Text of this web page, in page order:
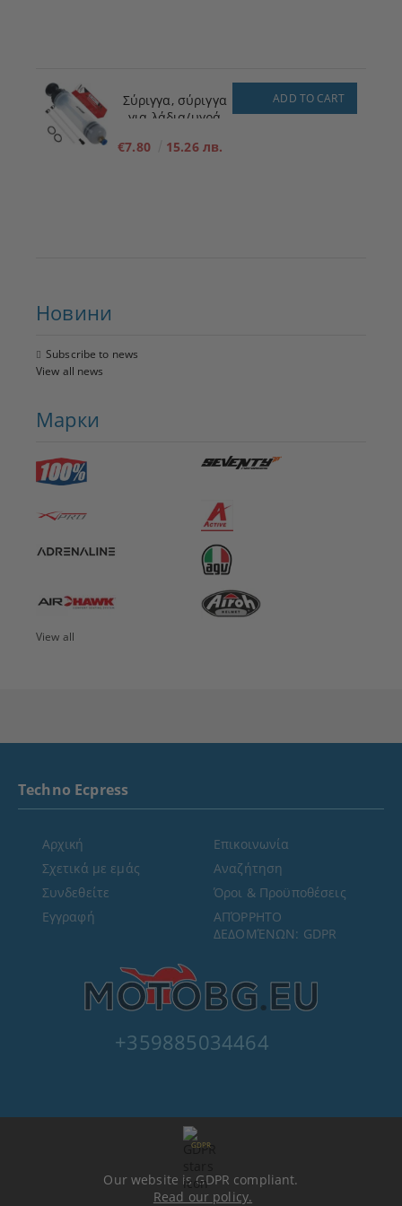
Σύριγγα, σύριγγα
για λάδια/υγρά
€7.80 15.26 лв.
ADD TO CART
Новини
Subscribe to news
View all news
Марки
View all
+359885034464
Techno Ecpress
Αρχική
Σχετικά με εμάς
Συνδεθείτε
Εγγραφή
Επικοινωνία
Αναζήτηση
Όροι & Προϋποθέσεις
ΑΠΌΡΡΗΤΟ
ΔΕΔΟΜΈΝΩΝ: GDPR
GDPR
Our website is GDPR compliant.
Read our policy.